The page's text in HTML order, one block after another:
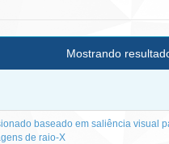
Mostrando
baseado em saliência visual
de raio-X